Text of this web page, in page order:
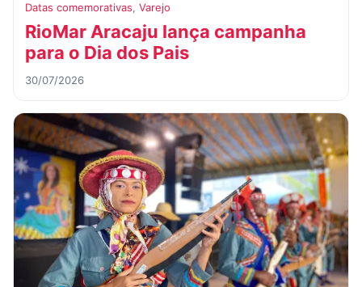
Datas comemorativas, Varejo
RioMar Aracaju lança campanha
para o Dia dos Pais
30/07/2026